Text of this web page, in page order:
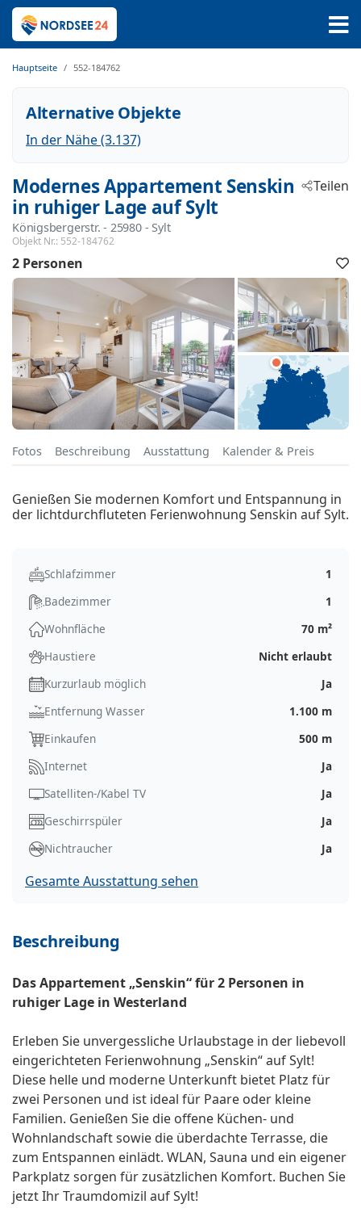
Hauptseite 552-184762
Alternative Objekte
In der Nähe (3.137)
Modernes Appartement Senskin
in ruhiger Lage auf Sylt
Königsbergerstr. - 25980 - Sylt
Objekt Nr.: 552-184762
Teilen
2 Personen
Fotos Beschreibung Ausstattung Kalender & Preis
Genießen Sie modernen Komfort und Entspannung in
der lichtdurchfluteten Ferienwohnung Senskin auf Sylt.
Schlafzimmer
1
Badezimmer
1
Wohnfläche
70 m²
Haustiere
Nicht erlaubt
Kurzurlaub möglich
Ja
Entfernung Wasser
1.100 m
Einkaufen
500 m
Internet
Ja
Satelliten-/Kabel TV
Ja
Geschirrspüler
Ja
Nichtraucher
Ja
Gesamte Ausstattung sehen
Beschreibung
Das Appartement „Senskin“ für 2 Personen in
ruhiger Lage in Westerland
Erleben Sie unvergessliche Urlaubstage in der liebevoll
eingerichteten Ferienwohnung „Senskin“ auf Sylt!
Diese helle und moderne Unterkunft bietet Platz für
zwei Personen und ist ideal für Paare oder kleine
Familien. Genießen Sie die offene Küchen- und
Wohnlandschaft sowie die überdachte Terrasse, die
zum Entspannen einlädt. WLAN, Sauna und ein eigener
Parkplatz sorgen für zusätzlichen Komfort. Buchen Sie
jetzt Ihr Traumdomizil auf Sylt!